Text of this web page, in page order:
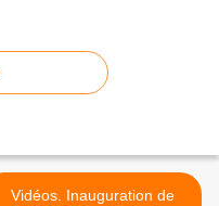
Vidéos. Inauguration de